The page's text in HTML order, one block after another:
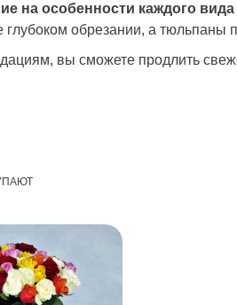
на особенности каждого
глубоком обрезании, а тюльпаны
вы сможете продлить